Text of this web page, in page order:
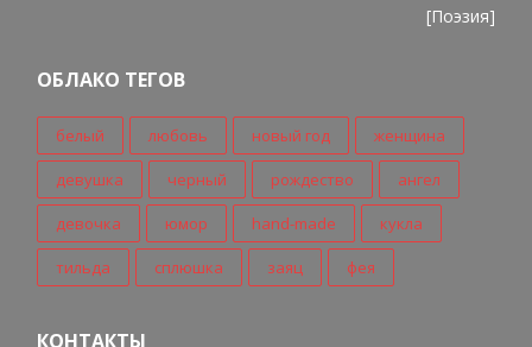
[Поэзия]
ОБЛАКО ТЕГОВ
белый любовь новый год женщина
девушка черный рождество ангел
девочка юмор hand-made кукла
тильда сплюшка заяц фея
КОНТАКТЫ